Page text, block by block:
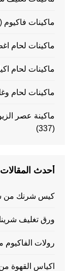
ماكينات فاكيوم (526)
ماكينات لحام
ماكينات لحام
ماكينات لحام
ماكينة عصر الزيوت موديل 811
(337)
أحدث المقالات
كيس شرنك من
ورق تغليف
رولات
اكياس القهوة